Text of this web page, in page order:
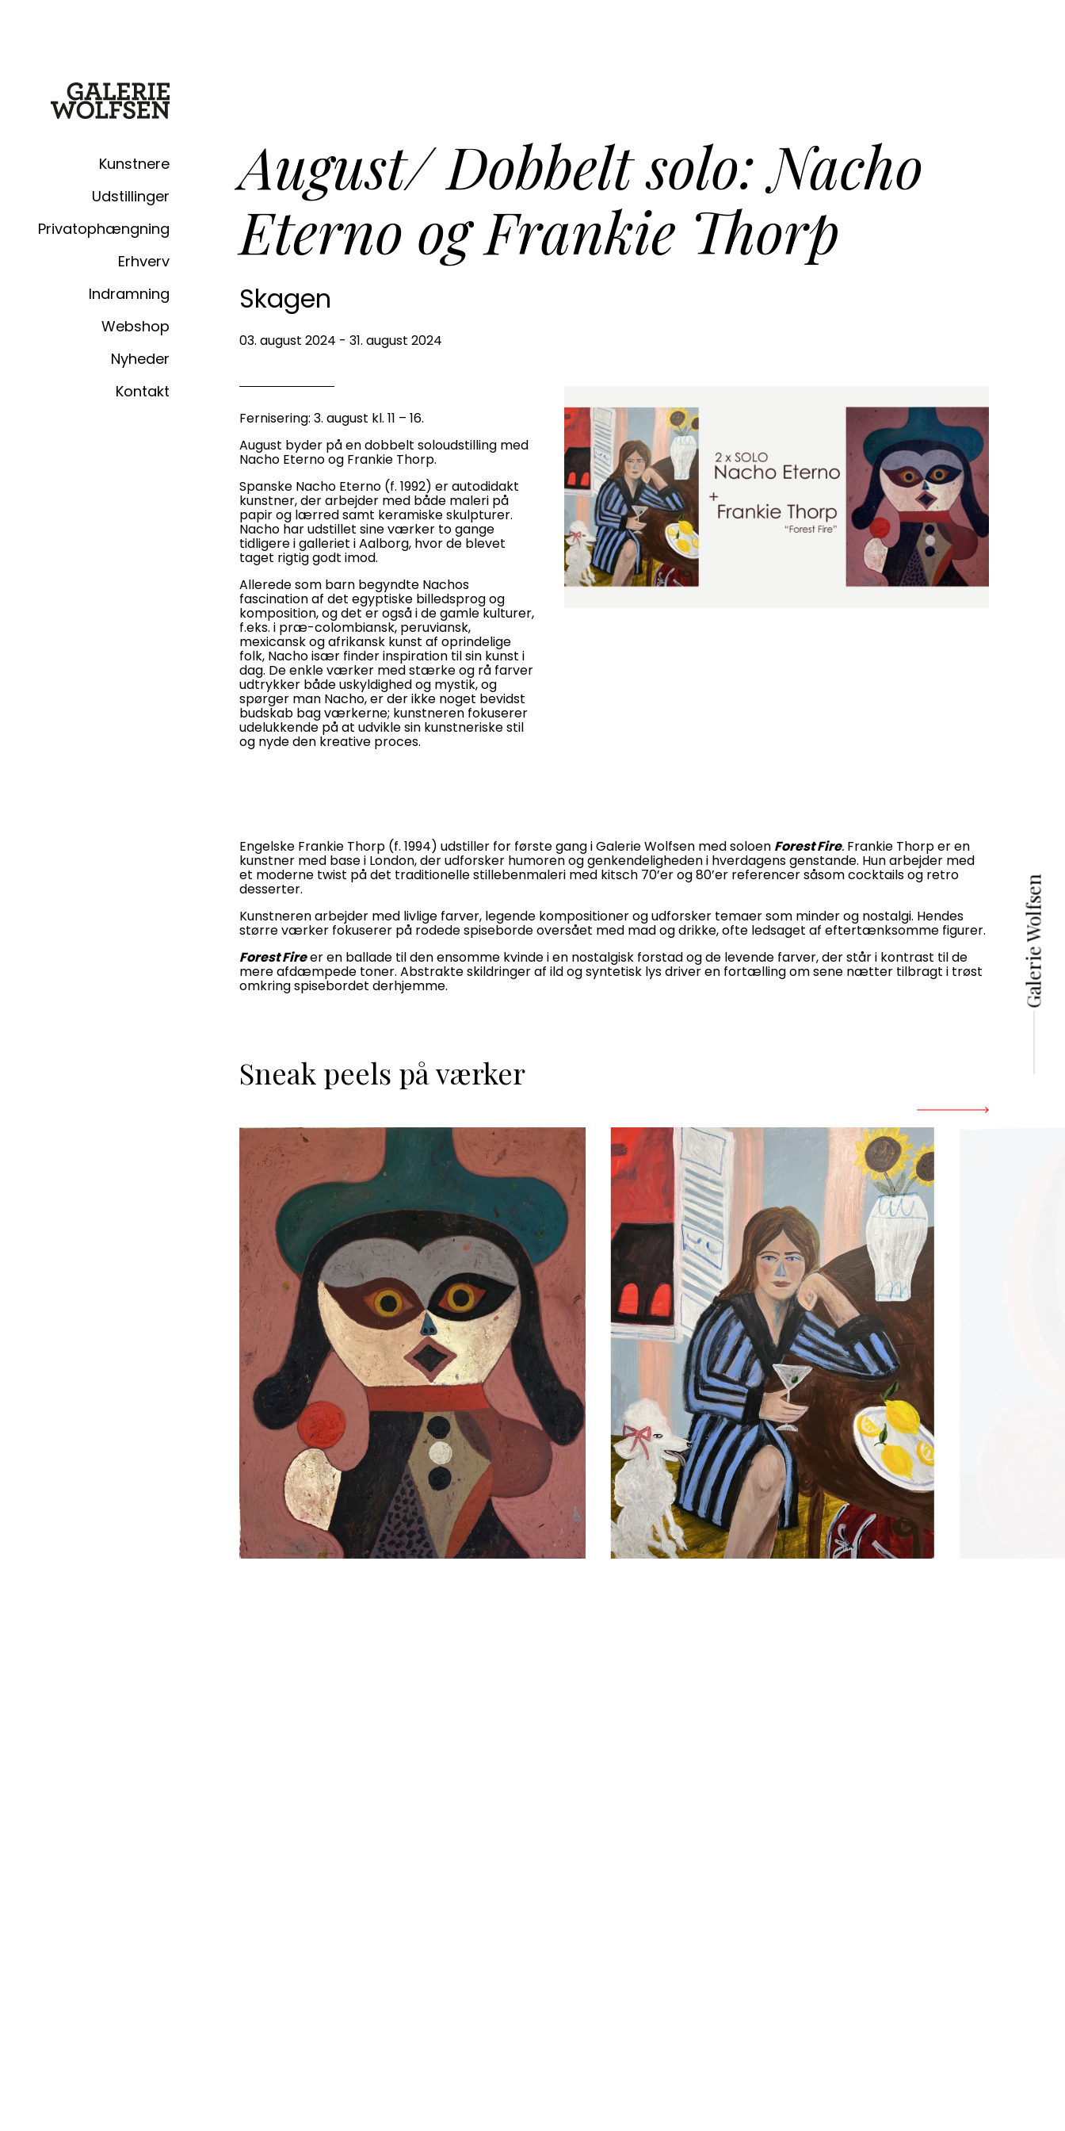
Kunstnere
Udstillinger
Privatophængning
Erhverv
Indramning
Webshop
Nyheder
Kontakt
Galerie Wolfsen
August/ Dobbelt solo: Nacho
Eterno og Frankie Thorp
Skagen
03. august 2024 - 31. august 2024
Fernisering: 3. august kl. 11 – 16.
August byder på en dobbelt soloudstilling med
Nacho Eterno og Frankie Thorp.
Spanske Nacho Eterno (f. 1992) er autodidakt
kunstner, der arbejder med både maleri på
papir og lærred samt keramiske skulpturer.
Nacho har udstillet sine værker to gange
tidligere i galleriet i Aalborg, hvor de blevet
taget rigtig godt imod.
Allerede som barn begyndte Nachos
fascination af det egyptiske billedsprog og
komposition, og det er også i de gamle kulturer,
f.eks. i præ-colombiansk, peruviansk,
mexicansk og afrikansk kunst af oprindelige
folk, Nacho især finder inspiration til sin kunst i
dag. De enkle værker med stærke og rå farver
udtrykker både uskyldighed og mystik, og
spørger man Nacho, er der ikke noget bevidst
budskab bag værkerne; kunstneren fokuserer
udelukkende på at udvikle sin kunstneriske stil
og nyde den kreative proces.
Engelske Frankie Thorp (f. 1994) udstiller for første gang i Galerie Wolfsen med soloen Forest Fire. Frankie Thorp er en
kunstner med base i London, der udforsker humoren og genkendeligheden i hverdagens genstande. Hun arbejder med
et moderne twist på det traditionelle stillebenmaleri med kitsch 70’er og 80’er referencer såsom cocktails og retro
desserter.
Kunstneren arbejder med livlige farver, legende kompositioner og udforsker temaer som minder og nostalgi. Hendes
større værker fokuserer på rodede spiseborde oversået med mad og drikke, ofte ledsaget af eftertænksomme figurer.
Forest Fireer en ballade til den ensomme kvinde i en nostalgisk forstad og de levende farver, der står i kontrast til de
mere afdæmpede toner. Abstrakte skildringer af ild og syntetisk lys driver en fortælling om sene nætter tilbragt i trøst
omkring spisebordet derhjemme.
Sneak peels på værker